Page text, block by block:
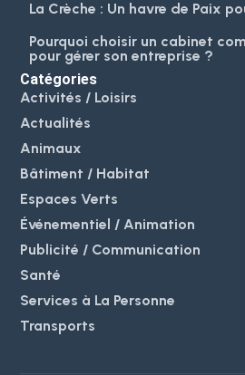
La Crèche : Un havre de Paix
Pourquoi choisir un cabinet
pour gérer son entreprise ?
Catégories
Activités / Loisirs
Actualités
Animaux
Bâtiment / Habitat
Espaces Verts
Événementiel / Animation
Publicité / Communication
Santé
Services à La Personne
Transports